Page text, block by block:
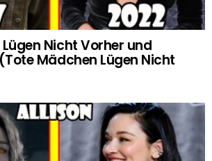
Nicht Vorher und
Mädchen Lügen Nicht